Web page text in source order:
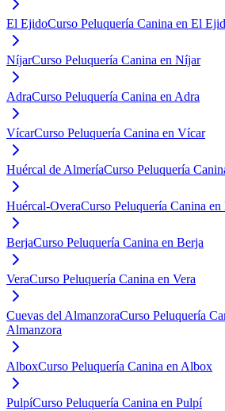
El EjidoCurso Peluquería Canina en El
NíjarCurso Peluquería Canina en Níjar
AdraCurso Peluquería Canina en Adra
VícarCurso Peluquería Canina en Vícar
Huércal de AlmeríaCurso Peluquería
Huércal-OveraCurso Peluquería Canina
BerjaCurso Peluquería Canina en Berja
VeraCurso Peluquería Canina en Vera
Cuevas del AlmanzoraCurso Peluquería
Almanzora
AlboxCurso Peluquería Canina en Albox
PulpíCurso Peluquería Canina en Pulpí